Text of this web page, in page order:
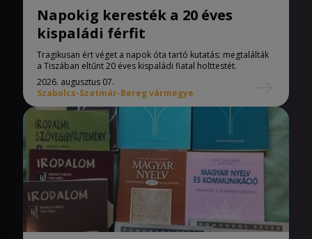
Napokig keresték a 20 éves
kispaládi férfit
Tragikusan ért véget a napok óta tartó kutatás: megtalálták
a Tiszában eltűnt 20 éves kispaládi fiatal holttestét.
2026. augusztus 07.
Szabolcs-Szatmár-Bereg vármegye